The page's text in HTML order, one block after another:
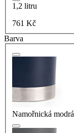
1,2 litru
761 Kč
Barva
Namořnická modrá